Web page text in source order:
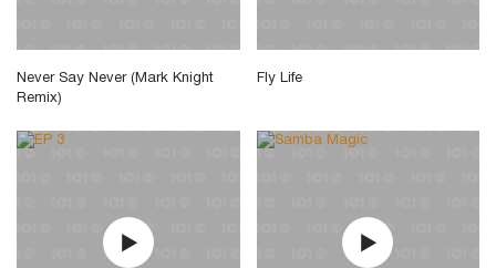
Never Say Never (Mark Knight
Remix)
Fly Life